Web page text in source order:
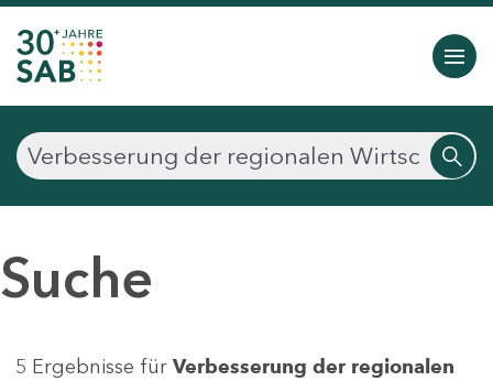
Suche
5 Ergebnisse für Verbesserung der regionalen